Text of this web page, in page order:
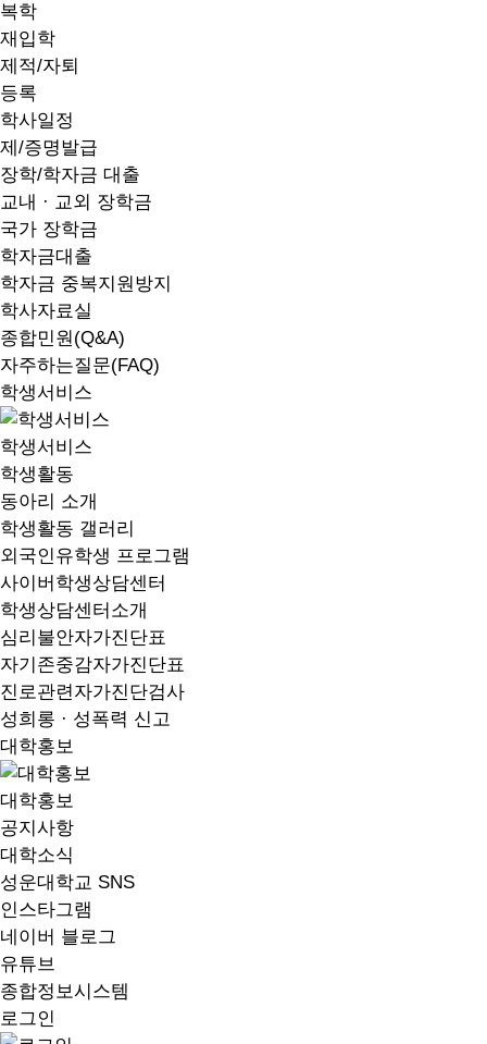
복학
재입학
제적/자퇴
등록
학사일정
제/증명발급
장학/학자금 대출
교내 · 교외 장학금
국가 장학금
학자금대출
학자금 중복지원방지
학사자료실
종합민원(Q&A)
자주하는질문(FAQ)
학생서비스
학생서비스
학생활동
동아리 소개
학생활동 갤러리
외국인유학생 프로그램
사이버학생상담센터
학생상담센터소개
심리불안자가진단표
자기존중감자가진단표
진로관련자가진단검사
성희롱 · 성폭력 신고
대학홍보
대학홍보
공지사항
대학소식
성운대학교 SNS
인스타그램
네이버 블로그
유튜브
종합정보시스템
로그인